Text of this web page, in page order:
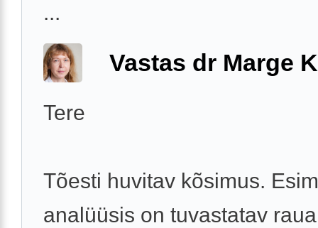
...
Vastas dr Marge
Tere
Tõesti huvitav kõsimus.
analüüsis on tuvastatav